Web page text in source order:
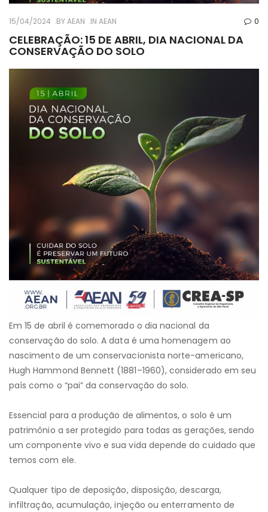
15/04/2024 BYAEAN IN AEAN 0
CELEBRAÇÃO: 15 DE ABRIL, DIA NACIONAL DA
CONSERVAÇÃO DO SOLO
Em 15 de abril é comemorado o dia nacional da
conservação do solo. A data é uma homenagem ao
nascimento de um conservacionista norte-americano,
Hugh Hammond Bennett (1881–1960), considerado em seu
país como o “pai” da conservação do solo.
Essencial para a produção de alimentos, o solo é um
patrimônio a ser protegido para todas as gerações, sendo
um componente vivo e sua vida depende do cuidado que
temos com ele.
Qualquer tipo de deposição, disposição, descarga,
infiltração, acumulação, injeção ou enterramento de